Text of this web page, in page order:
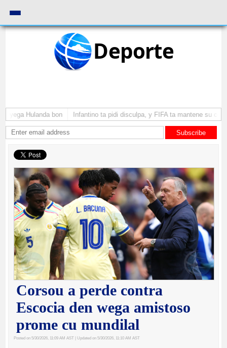
Deporte
yega Hulanda bon Infantino ta pidi disculpa, y FIFA ta mantene su como
Subscribe
Corsou a perde contra
Escocia den wega amistoso
prome cu mundilal
Posted on 5/30/2026, 11:09 AM AST | Updated on 5/30/2026, 11:10 AM AST